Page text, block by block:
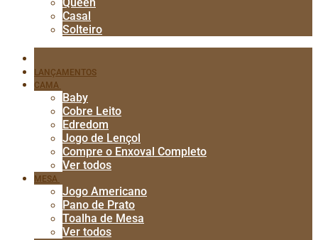
Casal
Solteiro
LANÇAMENTOS
CAMA
Baby
Cobre Leito
Edredom
Jogo de Lençol
Compre o Enxoval Completo
Ver todos
MESA
Jogo Americano
Pano de Prato
Toalha de Mesa
Ver todos